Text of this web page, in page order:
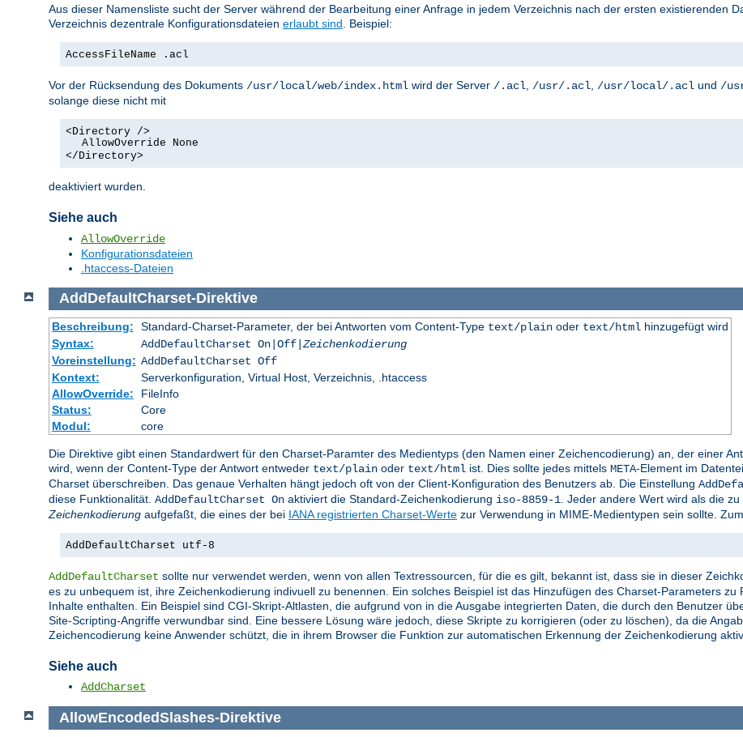
Aus dieser Namensliste sucht der Server während der Bearbeitung einer Anfrage in jedem Verzeichnis nach der ersten existierenden
Verzeichnis dezentrale Konfigurationsdateien erlaubt sind. Beispiel:
AccessFileName .acl
Vor der Rücksendung des Dokuments /usr/local/web/index.html wird der Server /.acl, /usr/.acl, /usr/local/.acl und /
solange diese nicht mit
<Directory />
AllowOverride None
</Directory>
deaktiviert wurden.
Siehe auch
AllowOverride
Konfigurationsdateien
.htaccess-Dateien
AddDefaultCharset-Direktive
Beschreibung: Standard-Charset-Parameter, der bei Antworten vom Content-Type text/plainoder text/html hinzugefügt wird
Syntax:
AddDefaultCharset On|Off|Zeichenkodierung
Voreinstellung: AddDefaultCharset Off
Kontext:
Serverkonfiguration, Virtual Host, Verzeichnis, .htaccess
AllowOverride:
FileInfo
Status:
Core
Modul:
core
Die Direktive gibt einen Standardwert für den Charset-Paramter des Medientyps (den Namen einer Zeichencodierung) an, der einer
wird, wenn der Content-Type der Antwort entweder text/plain oder text/html ist. Dies sollte jedes mittels META-Element im
Charset überschreiben. Das genaue Verhalten hängt jedoch oft von der Client-Konfiguration des Benutzers ab. Die Einstellung
diese Funktionalität. AddDefaultCharset On aktiviert die Standard-Zeichenkodierung iso-8859-1 . Jeder andere Wert wird als die
Zeichenkodierung aufgefaßt, die eines der bei IANA registrierten Charset-Werte zur Verwendung in MIME-Medientypen sein sollte.
AddDefaultCharset utf-8
AddDefaultCharset sollte nur verwendet werden, wenn von allen Textressourcen, für die es gilt, bekannt ist, dass sie in dieser
es zu unbequem ist, ihre Zeichenkodierung indivuell zu benennen. Ein solches Beispiel ist das Hinzufügen des Charset-Parameters zu
Inhalte enthalten. Ein Beispiel sind CGI-Skript-Altlasten, die aufgrund von in die Ausgabe integrierten Daten, die durch den Benutzer
Site-Scripting-Angriffe verwundbar sind. Eine bessere Lösung wäre jedoch, diese Skripte zu korrigieren (oder zu löschen), da die
Zeichencodierung keine Anwender schützt, die in ihrem Browser die Funktion zur automatischen Erkennung der Zeichenkodierung
Siehe auch
AddCharset
AllowEncodedSlashes-Direktive